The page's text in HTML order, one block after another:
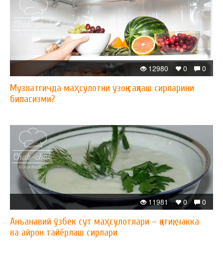
0
0
12980
Музлатгичда маҳсулотни узоқ сақлаш сирларини
биласизми?
0
0
11981
Анъанавий ўзбек сут маҳсулотлари – қатиқ, чакка
ва айрон тайёрлаш сирлари